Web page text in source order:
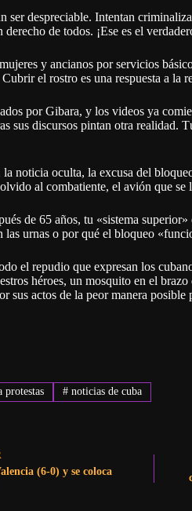
ser despreciable. Intentan
de todos. ¡Ese es el
y ancianos por servicios
el rostro es una respuesta a la
por Gibara, y los videos ya
sus discursos pintan otra realidad.
noticia oculta, la excusa del
al combatiente, el avión que se
de 65 años, tu «sistema
las urnas o por qué el bloqueo
el repudio que expresan los
héroes, un mosquito en el
sus actos de la peor manera
protestas # noticias de cuba
(6-0) y se coloca